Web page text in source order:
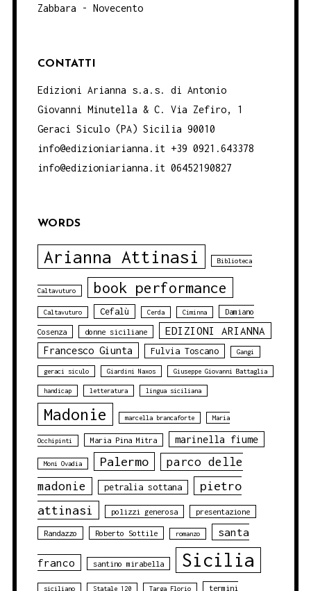
Zabbara - Novecento
CONTATTI
Edizioni Arianna s.a.s. di Antonio
Giovanni Minutella & C. Via Zefiro, 1
Geraci Siculo (PA) Sicilia 90010
info@edizioniarianna.it +39 0921.643378
info@edizioniarianna.it 06452190827
WORDS
Arianna Attinasi Biblioteca
Caltavuturo book performance
Caltavuturo Cefalù Cerda Ciminna Damiano
Cosenza donne siciliane EDIZIONI ARIANNA
Francesco Giunta Fulvia Toscano Gangi
geraci siculo Giardini Naxos Giuseppe Giovanni Battaglia
handicap letteratura lingua siciliana
Madonie marcella brancaforte Maria
Occhipinti Maria Pina Mitra marinella fiume
Moni Ovadia Palermo
parco delle
madonie
petralia sottana
pietro
attinasi
polizzi generosa presentazione
Randazzo Roberto Sottile romanzo santa
franco santino mirabella Sicilia
siciliano Statale 120 Targa Florio termini